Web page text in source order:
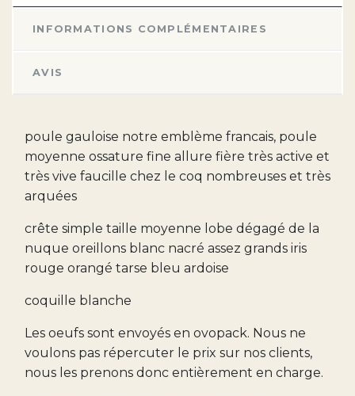
INFORMATIONS COMPLÉMENTAIRES
AVIS
poule gauloise notre emblème francais, poule
moyenne ossature fine allure fière très active et
très vive faucille chez le coq nombreuses et très
arquées
crête simple taille moyenne lobe dégagé de la
nuque oreillons blanc nacré assez grands iris
rouge orangé tarse bleu ardoise
coquille blanche
Les oeufs sont envoyés en ovopack. Nous ne
voulons pas répercuter le prix sur nos clients,
nous les prenons donc entièrement en charge.